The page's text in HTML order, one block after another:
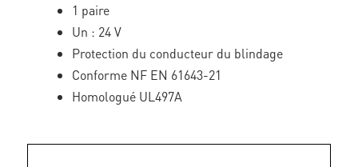
1 paire
Un : 24 V
Protection du conducteur du blindage
Conforme NF EN 61643-21
Homologué UL497A